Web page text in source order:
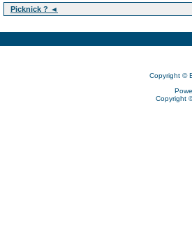
Picknick ? ◄
Copyright ©
Copyright